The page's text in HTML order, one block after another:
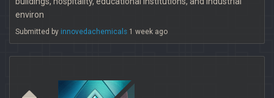
environ
Submitted by innovedachemicals 1 week ago